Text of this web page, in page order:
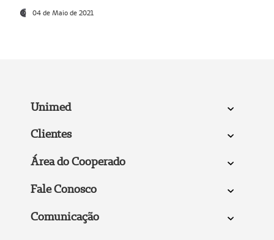
04 de Maio de 2021
Unimed
Clientes
Área do Cooperado
Fale Conosco
Comunicação